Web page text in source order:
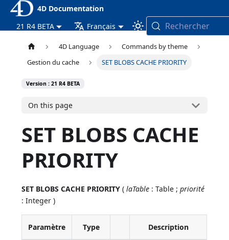
4D Documentation
21 R4 BETA
Français Rechercher
4D Language
Commands by theme
Gestion du cache
SET BLOBS CACHE PRIORITY
Version : 21 R4 BETA
On this page
SET BLOBS CACHE
PRIORITY
SET BLOBS CACHE PRIORITY (laTable : Table ;priorité
: Integer )
Paramètre Type Description